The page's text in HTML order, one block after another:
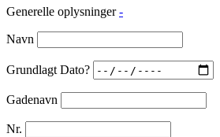
Generelle oplysninger -
Navn
Grundlagt Dato?
Gadenavn
Nr.